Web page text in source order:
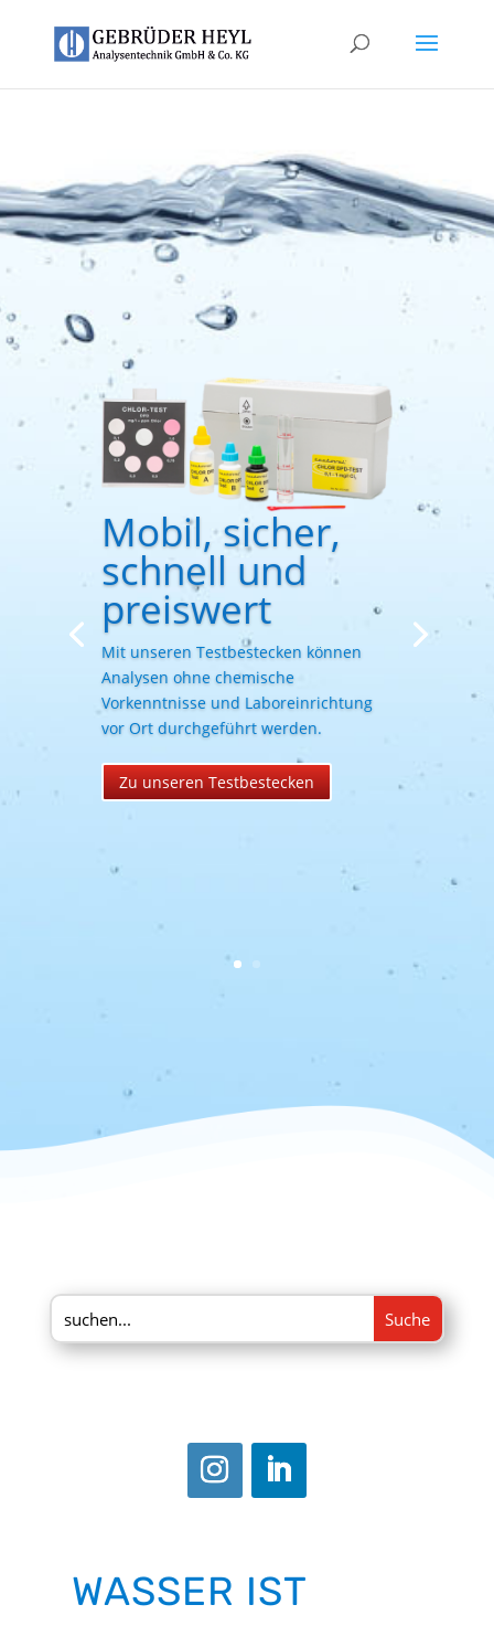
Mobil, sicher,
schnell und
preiswert
Mit unseren Testbestecken können
Analysen ohne chemische
Vorkenntnisse und Laboreinrichtung
vor Ort durchgeführt werden.
Zu unseren Testbestecken
WASSER IST